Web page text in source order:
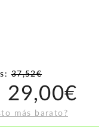
37,52€
29,00€
más barato?